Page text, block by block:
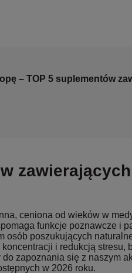
– TOP 5 suplementów
ceniona od wieków w
funkcje poznawcze i
osób poszukujących
i redukcją stresu,
zapoznania się z naszym
w 2026 roku.